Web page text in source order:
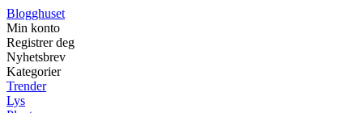
Blogghuset
Min konto
Registrer deg
Nyhetsbrev
Kategorier
Trender
Lys